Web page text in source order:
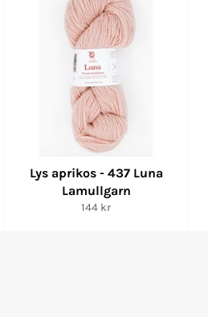
Lys aprikos - 437 Luna
Lamullgarn
Vanlig
144 kr